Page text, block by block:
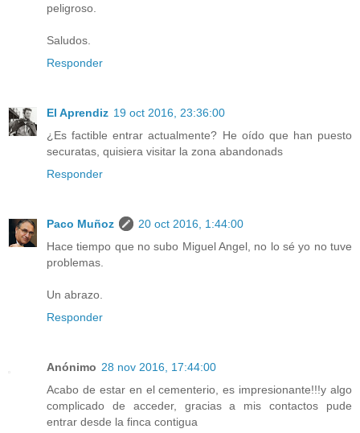
peligroso.
Saludos.
Responder
El Aprendiz 19 oct 2016, 23:36:00
¿Es factible entrar actualmente? He oído que han puesto
securatas, quisiera visitar la zona abandonads
Responder
Paco Muñoz
20 oct 2016, 1:44:00
Hace tiempo que no subo Miguel Angel, no lo sé yo no tuve
problemas.
Un abrazo.
Responder
Anónimo 28 nov 2016, 17:44:00
Acabo de estar en el cementerio, es impresionante!!!y algo
complicado de acceder, gracias a mis contactos pude
entrar desde la finca contigua